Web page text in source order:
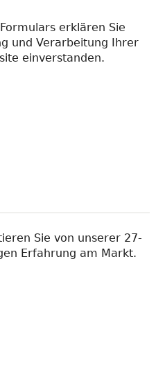
erklären Sie
und Verarbeitung Ihrer
einverstanden.
Sie von unserer 27-
Erfahrung am Markt.